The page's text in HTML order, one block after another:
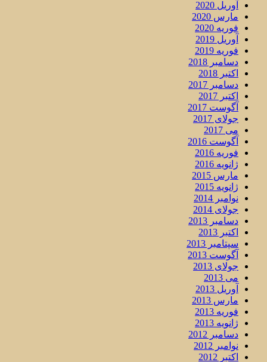
آوریل 2020
مارس 2020
فوریه 2020
آوریل 2019
فوریه 2019
دسامبر 2018
اکتبر 2018
دسامبر 2017
اکتبر 2017
آگوست 2017
جولای 2017
می 2017
آگوست 2016
فوریه 2016
ژانویه 2016
مارس 2015
ژانویه 2015
نوامبر 2014
جولای 2014
دسامبر 2013
اکتبر 2013
سپتامبر 2013
آگوست 2013
جولای 2013
می 2013
آوریل 2013
مارس 2013
فوریه 2013
ژانویه 2013
دسامبر 2012
نوامبر 2012
اکتبر 2012